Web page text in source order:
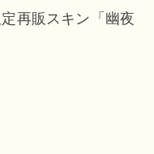
再販スキン「幽夜